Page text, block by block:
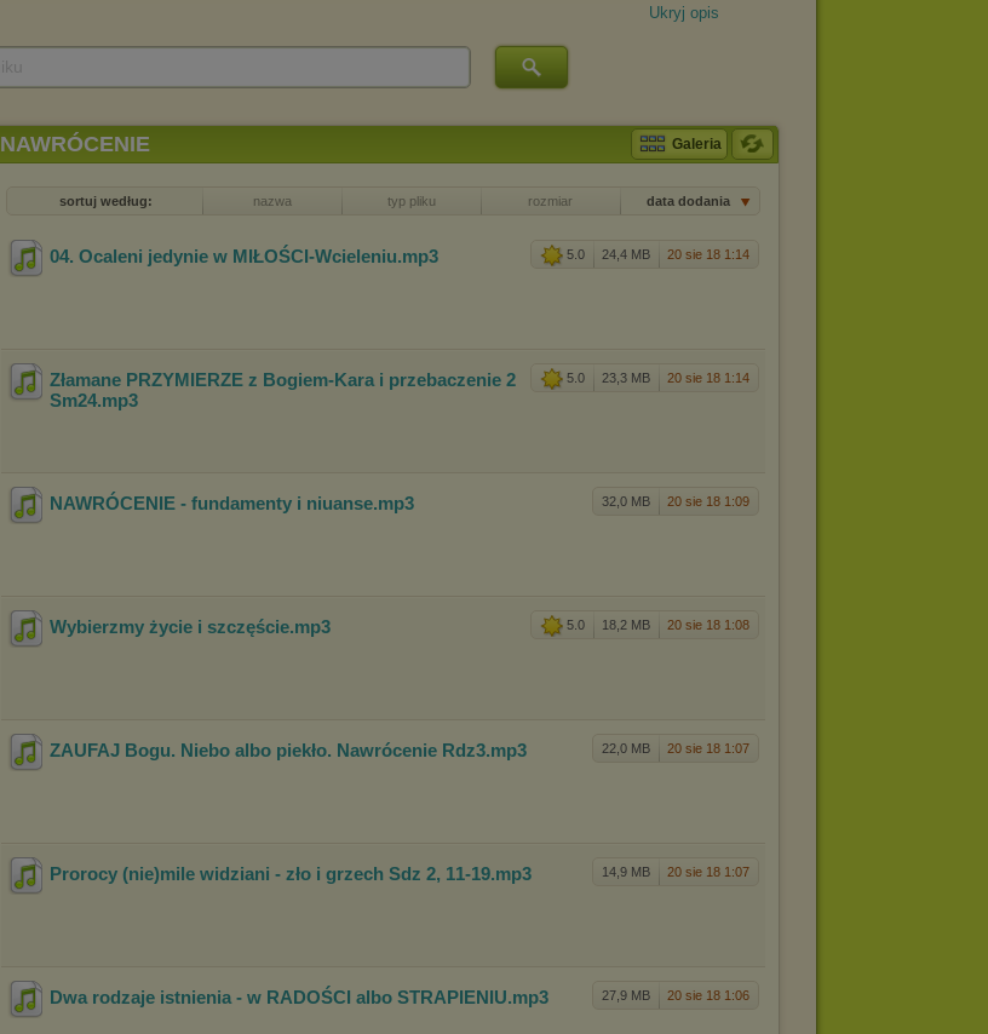
Ukryj opis
NAWRÓCENIE Galeria
sortuj według: nazwa typ pliku rozmiar data dodania
5.0 24,4 MB 20 sie 18 1:14
04. Ocaleni jedynie w MIŁOŚCI-Wcieleniu.mp3
5.0 23,3 MB 20 sie 18 1:14
Złamane PRZYMIERZE z Bogiem-Kara i przebaczenie 2
Sm24.mp3
32,0 MB 20 sie 18 1:09
NAWRÓCENIE - fundamenty i niuanse.mp3
5.0 18,2 MB 20 sie 18 1:08
Wybierzmy życie i szczęście.mp3
22,0 MB 20 sie 18 1:07
ZAUFAJ Bogu. Niebo albo piekło. Nawrócenie Rdz3.mp3
14,9 MB 20 sie 18 1:07
Prorocy (nie)mile widziani - zło i grzech Sdz 2, 11-19.mp3
27,9 MB 20 sie 18 1:06
Dwa rodzaje istnienia - w RADOŚCI albo STRAPIENIU.mp3